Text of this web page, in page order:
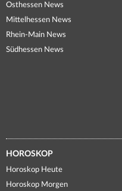
Osthessen News
Mittelhessen News
Rhein-Main News
Südhessen News
HOROSKOP
Horoskop Heute
Horoskop Morgen